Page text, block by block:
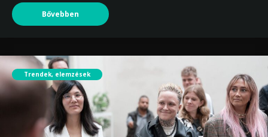
Bővebben
Trendek, elemzések